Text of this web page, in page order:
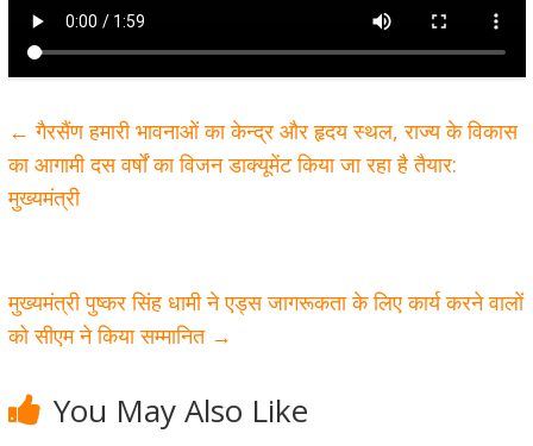
← गैरसैंण हमारी भावनाओं का केन्द्र और हृदय स्थल, राज्य के विकास
का आगामी दस वर्षों का विजन डाक्यूमेंट किया जा रहा है तैयार:
मुख्यमंत्री
मुख्यमंत्री पुष्कर सिंह धामी ने एड्स जागरूकता के लिए कार्य करने वालों
को सीएम ने किया सम्मानित →
You May Also Like